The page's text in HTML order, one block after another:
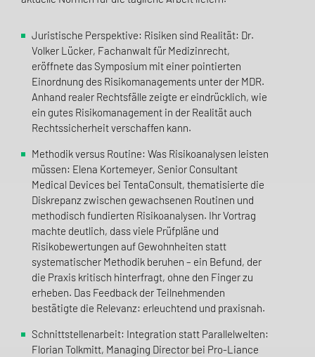
Juristische Perspektive: Risiken sind Realität: Dr.
Volker Lücker, Fachanwalt für Medizinrecht,
eröffnete das Symposium mit einer pointierten
Einordnung des Risikomanagements unter der MDR.
Anhand realer Rechtsfälle zeigte er eindrücklich, wie
ein gutes Risikomanagement in der Realität auch
Rechtssicherheit verschaffen kann.
Methodik versus Routine: Was Risikoanalysen leisten
müssen: Elena Kortemeyer, Senior Consultant
Medical Devices bei TentaConsult, thematisierte die
Diskrepanz zwischen gewachsenen Routinen und
methodisch fundierten Risikoanalysen. Ihr Vortrag
machte deutlich, dass viele Prüfpläne und
Risikobewertungen auf Gewohnheiten statt
systematischer Methodik beruhen – ein Befund, der
die Praxis kritisch hinterfragt, ohne den Finger zu
erheben. Das Feedback der Teilnehmenden
bestätigte die Relevanz: erleuchtend und praxisnah.
Schnittstellenarbeit: Integration statt Parallelwelten:
Florian Tolkmitt, Managing Director bei Pro-Liance